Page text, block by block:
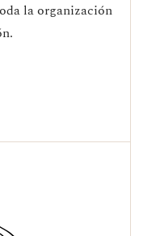
la organización